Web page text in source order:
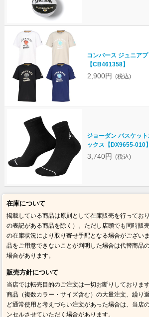
コンバース ジュニア
【CB461358】
2,900円 (税込)
ジョーダン バスケッ
ックス【DX9655-010
3,740円 (税込)
在庫について
掲載している商品は原則として在庫販売を行ってお
の表記がある商品を除く）。ただし店頭でも同時販
の在庫状況により取り寄せ手配となる場合がござい
品をご用意できないことが判明した場合は代替商品
場合があります。
販売方針について
当店では転売目的のご注文は一切お断りしておりま
商品（複数カラー・サイズ含む）の大量注文、繰り
ど通常使用と考えづらい注文があった場合は、当店
ンセルさせていただく場合があります。